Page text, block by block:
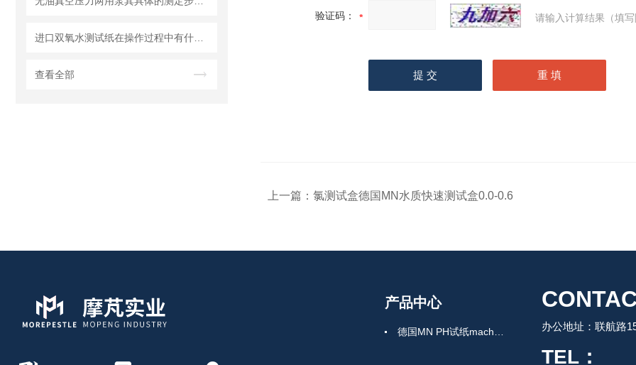
查看全部
验证码： 请输入计算结果（填
上一篇： 氯测试盒德国MN水质快速测试盒0.0-0.6
产品中心
办公地址：联航路
TEL：